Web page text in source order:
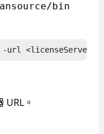
bin
-url
URL。